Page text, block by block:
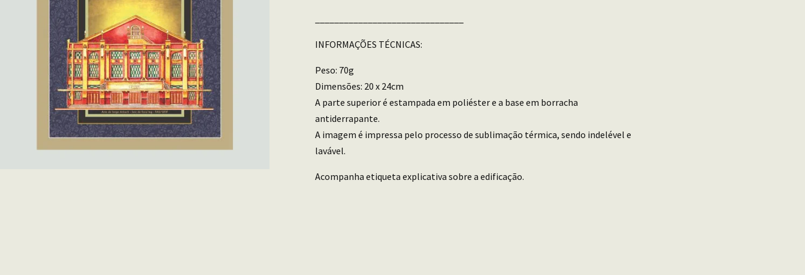
INFORMAÇÕES TÉCNICAS:
Peso: 70g
Dimensões: 20 x 24cm
A parte superior é estampada em poliéster e a base em borracha
antiderrapante.
A imagem é impressa pelo processo de sublimação térmica, sendo indelével e
lavável.
Acompanha etiqueta explicativa sobre a edificação.